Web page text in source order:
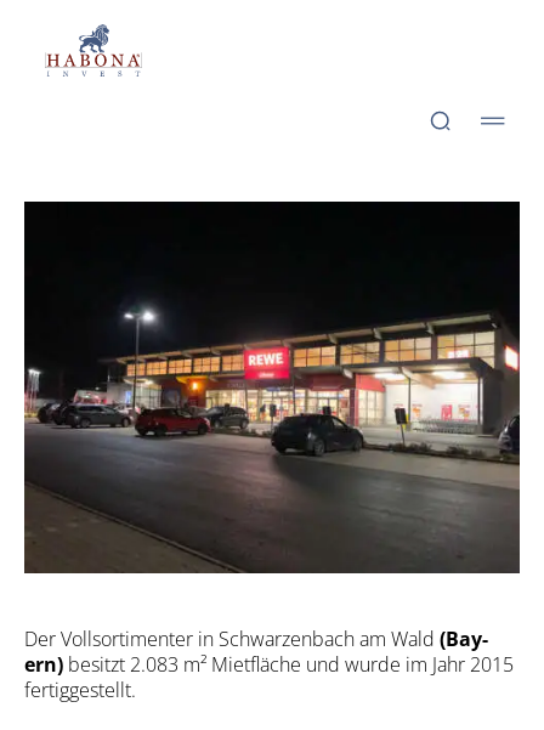
Habona Invest GmbH
Schwar­zen­bach am Wald
Der Voll­sor­ti­men­ter in Schwar­zen­bach am Wald (Bay­
ern) besitzt 2.083 m² Miet­flä­che und wur­de im Jahr 2015
fer­tig­ge­stellt.